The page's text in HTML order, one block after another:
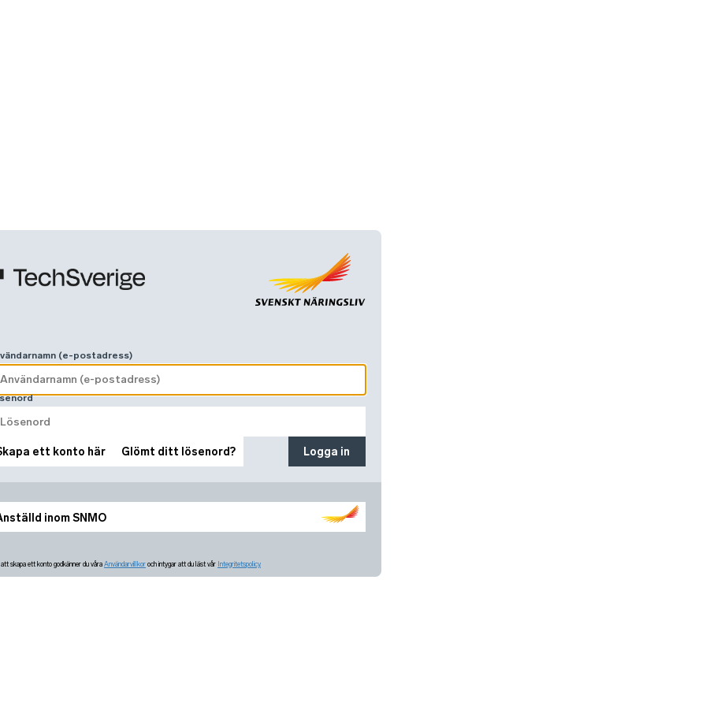
inom SNMO
(e-postadress)
ett konto här Glömt ditt lösenord? Logga in
skapa ett konto godkänner du våra Användarvillkor och intygar att du läst vår Integritetspolicy.